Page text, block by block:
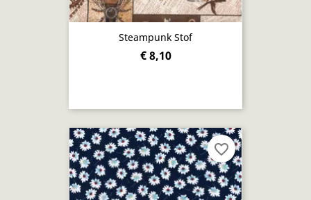
Steampunk Stof
€ 8,10
favorite_border